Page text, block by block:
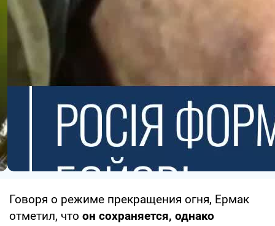
Говоря о режиме прекращения огня, Ермак
отметил, что он сохраняется, однако